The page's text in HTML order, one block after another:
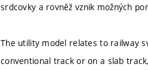
srdcovky a rovněž vznik možných
The utility model relates to railway
conventional track or on a slab